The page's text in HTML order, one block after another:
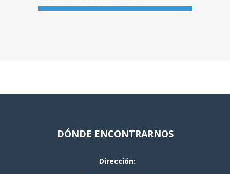
DÓNDE ENCONTRARNOS
Dirección: